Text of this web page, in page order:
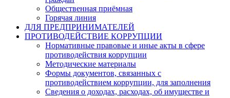
Общественная приёмная
Горячая линия
ДЛЯ ПРЕДПРИНИМАТЕЛЕЙ
ПРОТИВОДЕЙСТВИЕ КОРРУПЦИИ
Нормативные правовые и иные акты в сфере
противодействия коррупции
Методические материалы
Формы документов, связанных с
противодействием коррупции, для заполнения
Сведения о доходах, расходах, об имуществе и